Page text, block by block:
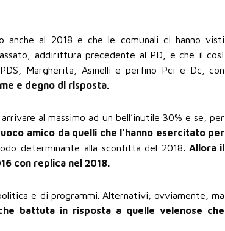
al 2018 e che le comunali ci hanno visti
addirittura precedente al PD, e che il così
Margherita, Asinelli e perfino Pci e Dc, con
e degno di risposta.
al massimo ad un bell’inutile 30% e se, per
amico da quelli che l’hanno esercitato per
determinante alla sconfitta del 2018. Allora il
con replica nel 2018.
e di programmi. Alternativi, ovviamente, ma
battuta in risposta a quelle velenose che